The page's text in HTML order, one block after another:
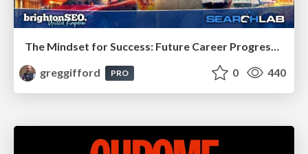
The Mindset for Success: Future Career Progression
greggifford
PRO 0 440